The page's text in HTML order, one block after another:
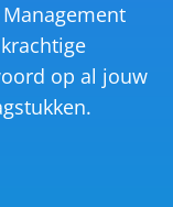
op al jouw